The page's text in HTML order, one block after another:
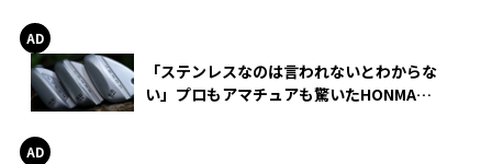
「ステンレスなのは言われないとわからな
い」プロもアマチュアも驚いたHONMA